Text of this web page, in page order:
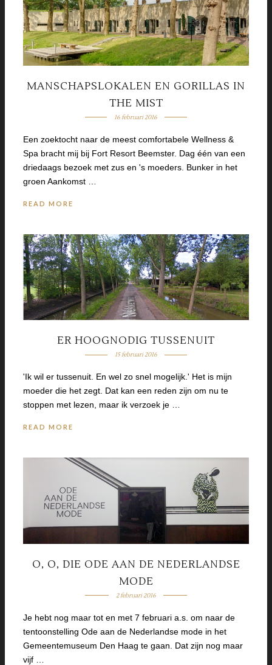
MANSCHAPSLOKALEN EN GORILLAS IN
THE MIST
16 februari 2016
Een zoektocht naar de meest comfortabele Wellness &
Spa bracht mij bij Fort Resort Beemster. Dag één van een
driedaags bezoek met zus en 's moeders. Bunker in het
groen Aankomst …
READ MORE
ER HOOGNODIG TUSSENUIT
15 februari 2016
'Ik wil er tussenuit. En wel zo snel mogelijk.' Het is mijn
moeder die het zegt. Dat kan een reden zijn om nu te
stoppen met lezen, maar ik verzoek je …
READ MORE
O, O, DIE ODE AAN DE NEDERLANDSE
MODE
2 februari 2016
Je hebt nog maar tot en met 7 februari a.s. om naar de
tentoonstelling Ode aan de Nederlandse mode in het
Gemeentemuseum Den Haag te gaan. Dat zijn nog maar
vijf …